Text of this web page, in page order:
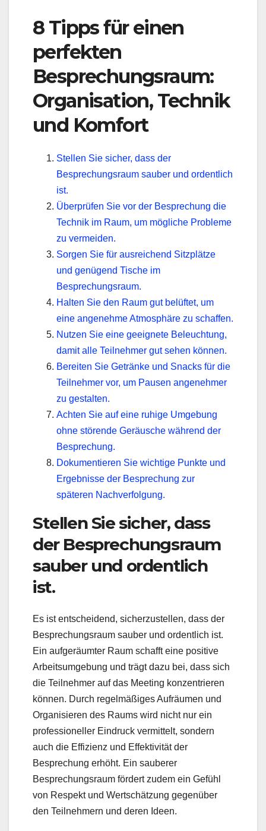
8 Tipps für einen
perfekten
Besprechungsraum:
Organisation, Technik
und Komfort
Stellen Sie sicher, dass der
Besprechungsraum sauber und ordentlich
ist.
Überprüfen Sie vor der Besprechung die
Technik im Raum, um mögliche Probleme
zu vermeiden.
Sorgen Sie für ausreichend Sitzplätze
und genügend Tische im
Besprechungsraum.
Halten Sie den Raum gut belüftet, um
eine angenehme Atmosphäre zu schaffen.
Nutzen Sie eine geeignete Beleuchtung,
damit alle Teilnehmer gut sehen können.
Bereiten Sie Getränke und Snacks für die
Teilnehmer vor, um Pausen angenehmer
zu gestalten.
Achten Sie auf eine ruhige Umgebung
ohne störende Geräusche während der
Besprechung.
Dokumentieren Sie wichtige Punkte und
Ergebnisse der Besprechung zur
späteren Nachverfolgung.
Stellen Sie sicher, dass
der Besprechungsraum
sauber und ordentlich
ist.
Es ist entscheidend, sicherzustellen, dass der
Besprechungsraum sauber und ordentlich ist.
Ein aufgeräumter Raum schafft eine positive
Arbeitsumgebung und trägt dazu bei, dass sich
die Teilnehmer auf das Meeting konzentrieren
können. Durch regelmäßiges Aufräumen und
Organisieren des Raums wird nicht nur ein
professioneller Eindruck vermittelt, sondern
auch die Effizienz und Effektivität der
Besprechung erhöht. Ein sauberer
Besprechungsraum fördert zudem ein Gefühl
von Respekt und Wertschätzung gegenüber
den Teilnehmern und deren Ideen.